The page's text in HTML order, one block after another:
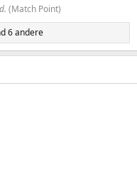
(Match Point)​
6 andere